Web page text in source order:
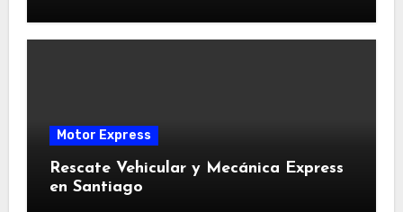
Motor Express
Rescate Vehicular y Mecánica Express
en Santiago